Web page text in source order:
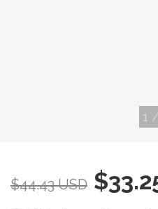
1 /
$44.43 USD